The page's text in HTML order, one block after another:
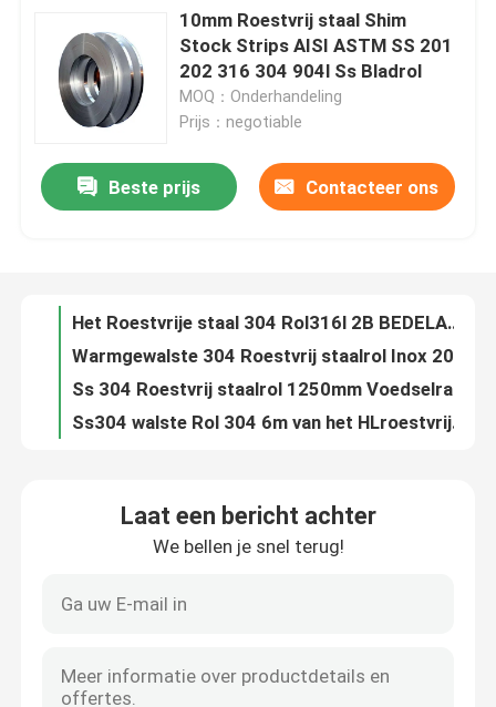
Huis
Producten
Ongeveer ons
Kwaliteitscontrole
Contact de V.S.
Verzoek om een Citaat
het blad van de roestvrij staalplaat
10mm Roestvrij staal Shim
Stock Strips AISI ASTM SS 201
202 316 304 904l Ss Bladrol
MOQ：Onderhandeling
Prijs：negotiable
Beste prijs Contacteer ons
Het Roestvrije staal 304 Rol316l 2B BEDELAARS 1219mm van de Satiborstel
van de het Roestvrije staalstrook van 304N 310S van het de Rollassen Metaal 100mm
Aisi 304 301L-Koudgewalst Metaal 2000mm van de Roestvrij staalrol
Laat een bericht achter
We bellen je snel terug!